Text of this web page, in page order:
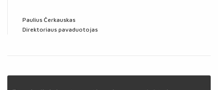
Paulius Čerkauskas
Direktoriaus pavaduotojas